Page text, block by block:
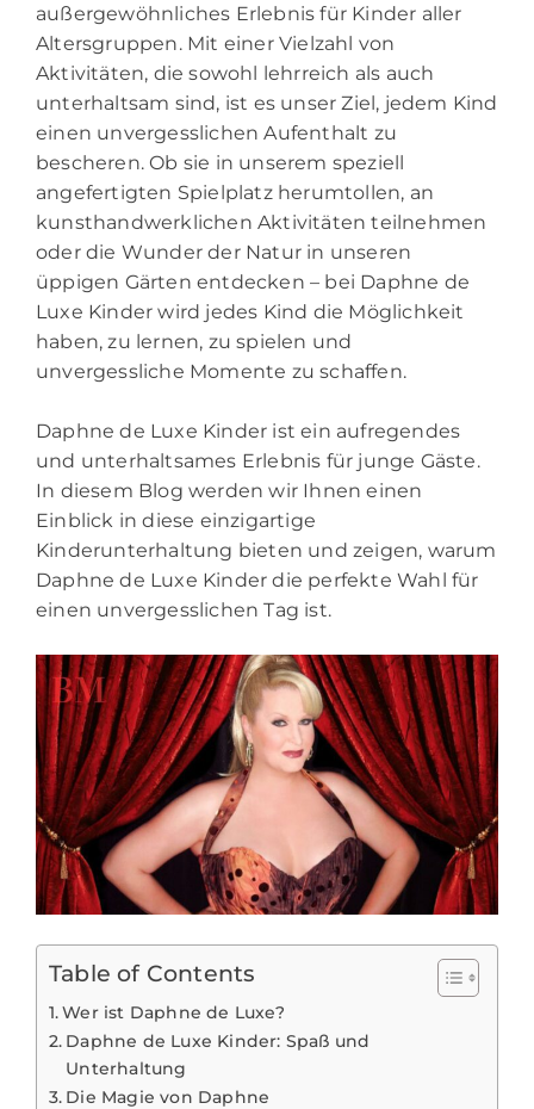
außergewöhnliches Erlebnis für Kinder aller
Altersgruppen. Mit einer Vielzahl von
Aktivitäten, die sowohl lehrreich als auch
unterhaltsam sind, ist es unser Ziel, jedem Kind
einen unvergesslichen Aufenthalt zu
bescheren. Ob sie in unserem speziell
angefertigten Spielplatz herumtollen, an
kunsthandwerklichen Aktivitäten teilnehmen
oder die Wunder der Natur in unseren
üppigen Gärten entdecken – bei Daphne de
Luxe Kinder wird jedes Kind die Möglichkeit
haben, zu lernen, zu spielen und
unvergessliche Momente zu schaffen.
Daphne de Luxe Kinder ist ein aufregendes
und unterhaltsames Erlebnis für junge Gäste.
In diesem Blog werden wir Ihnen einen
Einblick in diese einzigartige
Kinderunterhaltung bieten und zeigen, warum
Daphne de Luxe Kinder die perfekte Wahl für
einen unvergesslichen Tag ist.
Table of Contents
Wer ist Daphne de Luxe?
Daphne de Luxe Kinder: Spaß und
Unterhaltung
Die Magie von Daphne